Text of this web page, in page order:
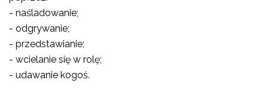
- naśladowanie;
- odgrywanie;
- przedstawianie;
- wcielanie się w rolę;
- udawanie kogoś.